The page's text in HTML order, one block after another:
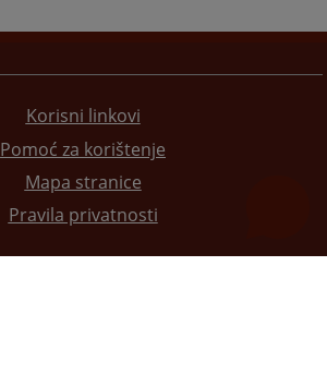
Korisni linkovi
Pomoć za korištenje
Mapa stranice
Pravila privatnosti